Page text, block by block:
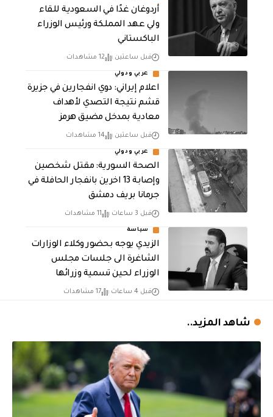
أردوغان غدًا في السعودية للقاء
ولي عهد المملكة ورئيس الوزراء
الباكستاني
قبل ساعتين 12 مشاهدات
عربي ودولي
اعلام إيراني: دوي انفجارين في جزيرة
قشم نتيجة التصدي لأهداف
معادية بمدخل مضيق هرمز
قبل ساعتين 14 مشاهدات
عربي ودولي
الصحة السورية: مقتل شخصين
وإصابة 13 اخرين بانفجار الحافلة في
جرمانا بريف دمشق
قبل 3 ساعات 11 مشاهدات
سياسة
الزيدي يوجه بحضور وكلاء الوزارات
الشاغرة الى جلسات مجلس
الوزراء لحين تسمية وزرائها
قبل 4 ساعات 17 مشاهدات
شاهد المزيد..